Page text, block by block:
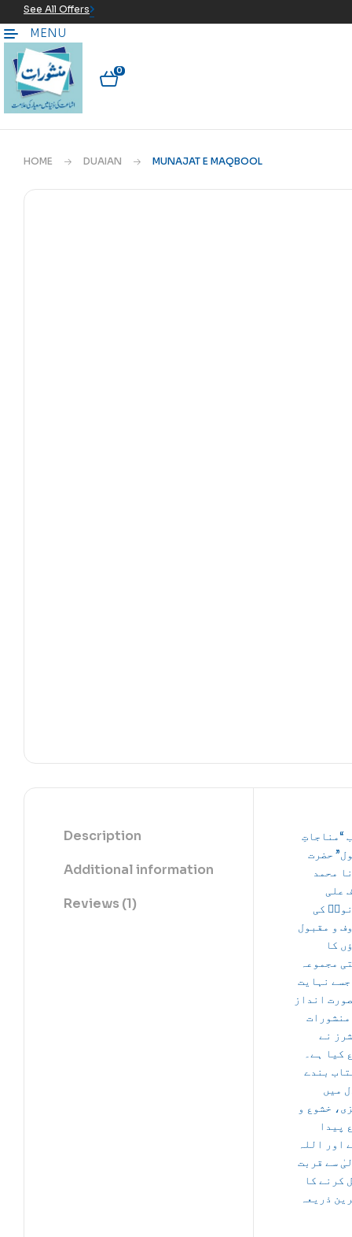
See All Offers
MENU
0
HOME DUAIAN MUNAJAT E MAQBOOL
Description
Additional information
Reviews (1)
“مناجاتِ
حضرت
محمد
علی
کی
و مقبول
کا
مجموعہ
نہایت
انداز
نے
کیا ہے۔
بندے
میں
خشوع و
پیدا
اور اللہ
سے قربت
کرنے کا
ذریعہ